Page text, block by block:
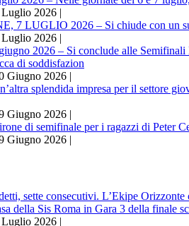
2026 |
2026 |
di soddisfazion
Giugno 2026 |
Giugno 2026 |
Giugno 2026 |
della Sis Roma in Gara 3 della finale
2026 |